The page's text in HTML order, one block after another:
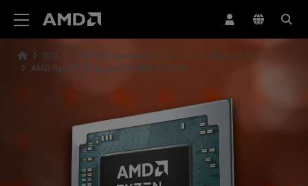
製品 AMD x86 Embedded プロセッサ
Ryzen ファミリ
AMD Ryzen™ Embedded R1000 シリーズ